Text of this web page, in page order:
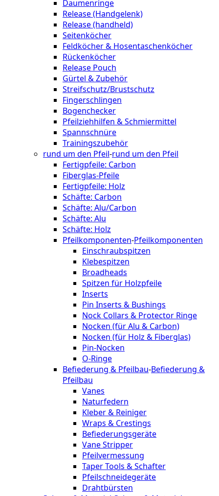
Daumenringe
Release (Handgelenk)
Release (handheld)
Seitenköcher
Feldköcher & Hosentaschenköcher
Rückenköcher
Release Pouch
Gürtel & Zubehör
Streifschutz/Brustschutz
Fingerschlingen
Bogenchecker
Pfeilziehhilfen & Schmiermittel
Spannschnüre
Trainingszubehör
rund um den Pfeil-rund um den Pfeil
Fertigpfeile: Carbon
Fiberglas-Pfeile
Fertigpfeile: Holz
Schäfte: Carbon
Schäfte: Alu/Carbon
Schäfte: Alu
Schäfte: Holz
Pfeilkomponenten-Pfeilkomponenten
Einschraubspitzen
Klebespitzen
Broadheads
Spitzen für Holzpfeile
Inserts
Pin Inserts & Bushings
Nock Collars & Protector Ringe
Nocken (für Alu & Carbon)
Nocken (für Holz & Fiberglas)
Pin-Nocken
O-Ringe
Befiederung & Pfeilbau-Befiederung &
Pfeilbau
Vanes
Naturfedern
Kleber & Reiniger
Wraps & Crestings
Befiederungsgeräte
Vane Stripper
Pfeilvermessung
Taper Tools & Schafter
Pfeilschneidegeräte
Drahtbürsten